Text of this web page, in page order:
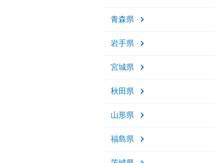
青森県
岩手県
宮城県
秋田県
山形県
福島県